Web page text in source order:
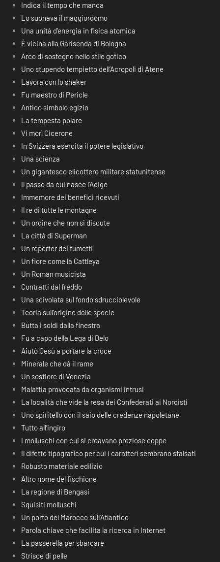
Indica il tempo che manca
Lo suonava il maggiordomo
Una unità d’energia in fisica atomica
È vicina alla Garisenda di Bologna
Arco di sostegno nello stile gotico
Uno stupendo tempietto dell’Acropoli di Atene
Lavora con lo shaker
Fu maestro di Pericle
Antico simbolo egizio
La tempesta polare
Vi morì Cicerone
In Svizzera esercita il potere legislativo
Una scienza
Un gigantesco elicottero militare statunitense
Il passo da cui nasce l’Adige
Immemore dei benefici ricevuti
Il re di tutte le montagne
Un ordine che non si discute
La città di Superman
Un reporter dei fumetti
Un fiore come la Cattleya
Un Roman musicista
Contratti dal freddo
Una scivolata sul fondo sdrucciolevole
Teoria sull’origine delle specie
Butta i soldi dalla finestra
Fu a capo della Lega di Delo
Aiutò Gesù a portare la croce
Minerale che dà il rame
Un sestiere di Venezia
Malattia provocata da organismi intrusi
La località che vide la resa dei Confederati ai Nordisti
Uno spiritello con il saio delle credenze napoletane
Tutto all’ingiro
I molluschi con cui si creavano preziose coppe
Il difetto tipografico per cui i caratteri sembrano sfalsati
Robusto materiale edilizio
Altro nome del fischione
La regione di Bengasi
Squisiti molluschi
Un porto del Marocco sull’Atlantico
Parola chiave che facilita la ricerca in Internet
La passerella per sbarcare
Strisce di pelle